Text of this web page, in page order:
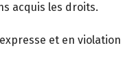
acquis les droits.
et en